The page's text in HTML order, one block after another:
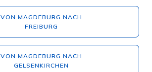
VON MAGDEBURG NACH
FREIBURG
VON MAGDEBURG NACH
GELSENKIRCHEN